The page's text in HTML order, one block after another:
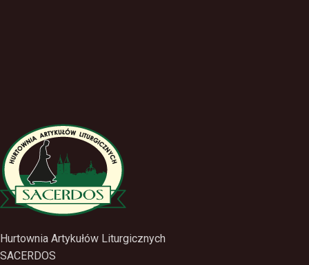
Hurtownia Artykułów Liturgicznych
SACERDOS